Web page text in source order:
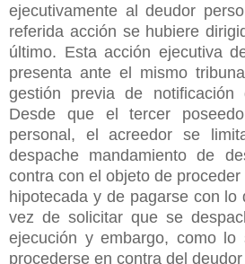
ejecutivamente al deudor
referida acción se hubiere
último. Esta acción ejecutiva
presenta ante el mismo
gestión previa de notificación
Desde que el tercer
personal, el acreedor se
despache mandamiento de
contra con el objeto de
hipotecada y de pagarse con lo
vez de solicitar que se
ejecución y embargo, como
procederse en contra del